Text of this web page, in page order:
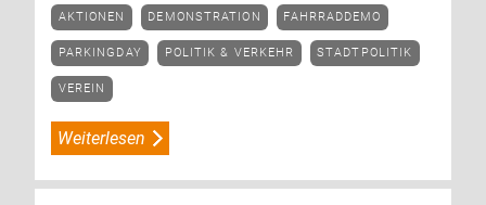
Weiterlesen
AKTIONEN DEMONSTRATION FAHRRADDEMO
PARKINGDAY POLITIK & VERKEHR STADTPOLITIK
VEREIN